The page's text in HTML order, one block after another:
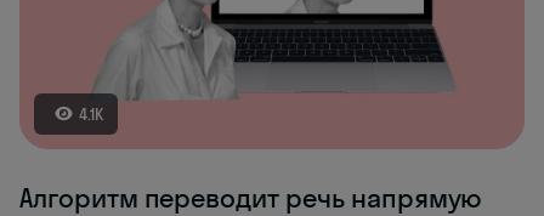
4.1K
Алгоритм переводит речь напрямую